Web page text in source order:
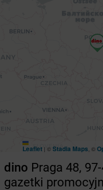
Leaflet | ©Stadia Maps , ©
dino Praga 48,
gazetki